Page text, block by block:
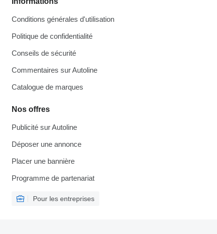
Conditions générales d'utilisation
Politique de confidentialité
Conseils de sécurité
Commentaires sur Autoline
Catalogue de marques
Nos offres
Publicité sur Autoline
Déposer une annonce
Placer une bannière
Programme de partenariat
Pour les entreprises